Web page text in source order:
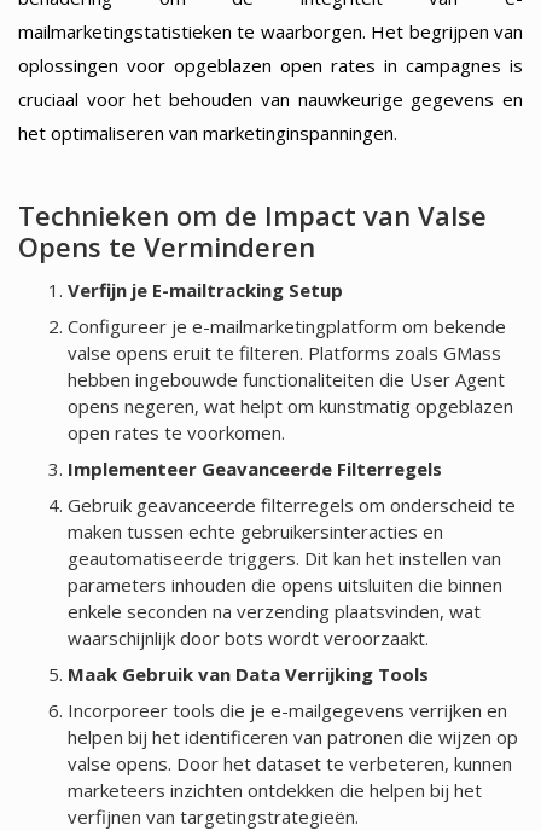
mailmarketingstatistieken te waarborgen. Het begrijpen van
oplossingen voor opgeblazen open rates in campagnes is
cruciaal voor het behouden van nauwkeurige gegevens en
het optimaliseren van marketinginspanningen.
Technieken om de Impact van Valse
Opens te Verminderen
Verfijn je E-mailtracking Setup
Configureer je e-mailmarketingplatform om bekende
valse opens eruit te filteren. Platforms zoals GMass
hebben ingebouwde functionaliteiten die User Agent
opens negeren, wat helpt om kunstmatig opgeblazen
open rates te voorkomen.
Implementeer Geavanceerde Filterregels
Gebruik geavanceerde filterregels om onderscheid te
maken tussen echte gebruikersinteracties en
geautomatiseerde triggers. Dit kan het instellen van
parameters inhouden die opens uitsluiten die binnen
enkele seconden na verzending plaatsvinden, wat
waarschijnlijk door bots wordt veroorzaakt.
Maak Gebruik van Data Verrijking Tools
Incorporeer tools die je e-mailgegevens verrijken en
helpen bij het identificeren van patronen die wijzen op
valse opens. Door het dataset te verbeteren, kunnen
marketeers inzichten ontdekken die helpen bij het
verfijnen van targetingstrategieën.